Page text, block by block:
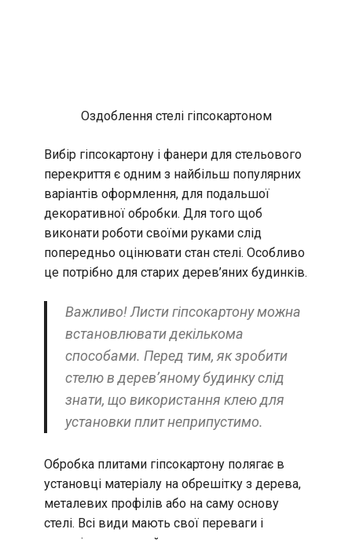
Оздоблення стелі гіпсокартоном
Вибір гіпсокартону і фанери для стельового
перекриття є одним з найбільш популярних
варіантів оформлення, для подальшої
декоративної обробки. Для того щоб
виконати роботи своїми руками слід
попередньо оцінювати стан стелі. Особливо
це потрібно для старих дерев’яних будинків.
Важливо! Листи гіпсокартону можна
встановлювати декількома
способами. Перед тим, як зробити
стелю в дерев’яному будинку слід
знати, що використання клею для
установки плит неприпустимо.
Обробка плитами гіпсокартону полягає в
установці матеріалу на обрешітку з дерева,
металевих профілів або на саму основу
стелі. Всі види мають свої переваги і